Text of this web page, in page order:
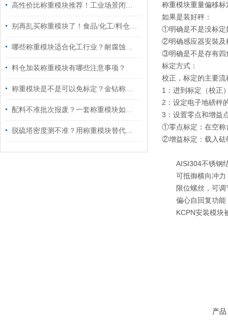
高性价比称重模块推荐！工业场景闭眼入不踩雷
别再乱买称重模块了！食品/化工/料仓选型全攻略
哪些称重模块适合化工行业？耐腐蚀、抗腐蚀、防爆款这样选
料仓加装称重模块有哪些注意事项？
称重模块是不是可以免标定？金钻称重 26年行业经验为您解答
配料不准批次报废？一套称重模块如何让配料系统“算得准、稳得住”
脱硫塔密度测不准？用称重模块替代射线，这家电厂的做法值得参考
称重模块重量偏移标
如果是装好秤：
①明确是不是没标定
②明确感应器安裝及
③明确是不是存有四
标定方式：
校正，标定的主要流
1：进到标定（校正
2：设定电子地磅秤
3：设置零点和增益
①零点标定：在空称
②增益标定：载入砝
AISI304不锈钢
可抵御横向冲力
限位螺丝，可
偏心自回复功能
KCPN安装模块
产品